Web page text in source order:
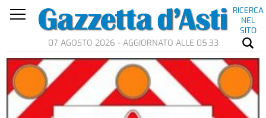
RICERCA
NEL
SITO
07 AGOSTO 2026 - AGGIORNATO ALLE 05.33